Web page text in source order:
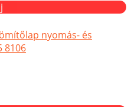
nyomás- és
8106